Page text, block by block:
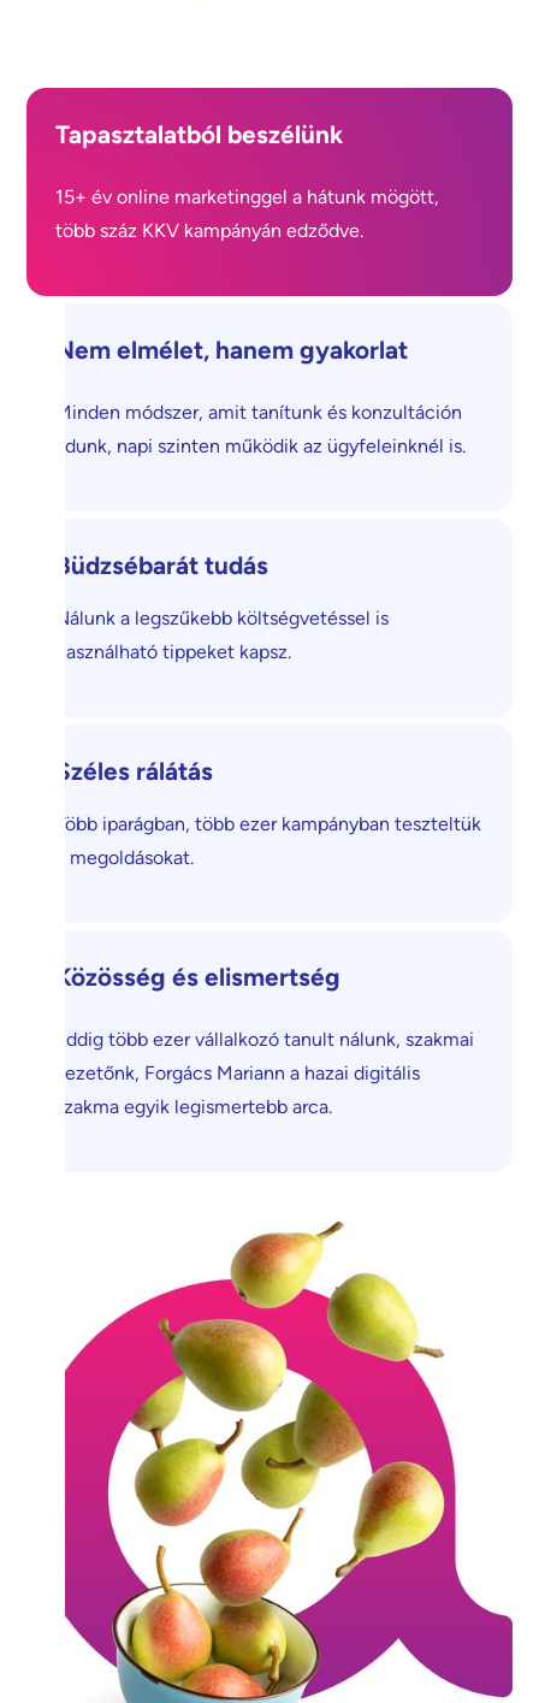
Tapasztalatból beszélünk
15+ év online marketinggel a hátunk mögött,
több száz KKV kampányán edződve.
Nem elmélet, hanem gyakorlat
Minden módszer, amit tanítunk és konzultáción
adunk, napi szinten működik az ügyfeleinknél is.
Büdzsébarát tudás
Nálunk a legszűkebb költségvetéssel is
használható tippeket kapsz.
Széles rálátás
Több iparágban, több ezer kampányban teszteltük
a megoldásokat.
Közösség és elismertség
Eddig több ezer vállalkozó tanult nálunk, szakmai
vezetőnk, Forgács Mariann a hazai digitális
szakma egyik legismertebb arca.